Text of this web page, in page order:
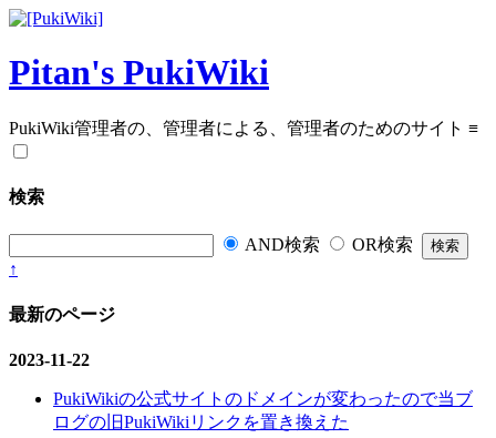
Pitan's PukiWiki
PukiWiki管理者の、管理者による、管理者のためのサイト ≡
検索
AND検索
OR検索
↑
最新のページ
2023-11-22
PukiWikiの公式サイトのドメインが変わったので当ブ
ログの旧PukiWikiリンクを置き換えた